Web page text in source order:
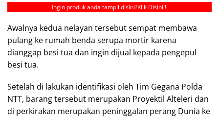
Ingin produk anda tampil disini?Klik Disini!!!
Awalnya kedua nelayan tersebut sempat membawa
pulang ke rumah benda serupa mortir karena
dianggap besi tua dan ingin dijual kepada pengepul
besi tua.
Setelah di lakukan identifikasi oleh Tim Gegana Polda
NTT, barang tersebut merupakan Proyektil Alteleri dan
di perkirakan merupakan peninggalan perang Dunia ke